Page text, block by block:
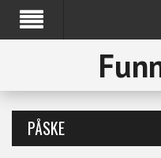
PÅSKE